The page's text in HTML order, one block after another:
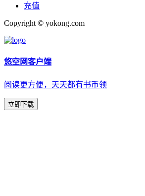
充值
Copyright © yokong.com
悠空网客户端
阅读更方便，天天都有书币领
立即下载